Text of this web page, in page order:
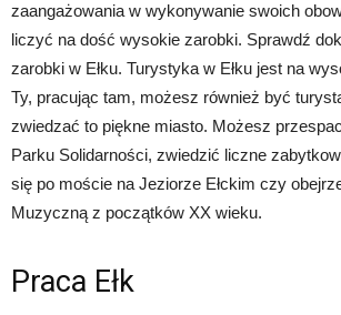
zaangażowania w wykonywanie swoich
liczyć na dość wysokie zarobki. Sprawdź
zarobki w Ełku. Turystyka w Ełku jest na
Ty, pracując tam, możesz również być
zwiedzać to piękne miasto. Możesz
Parku Solidarności, zwiedzić liczne
się po moście na Jeziorze Ełckim czy
Muzyczną z początków XX wieku.
Praca Ełk